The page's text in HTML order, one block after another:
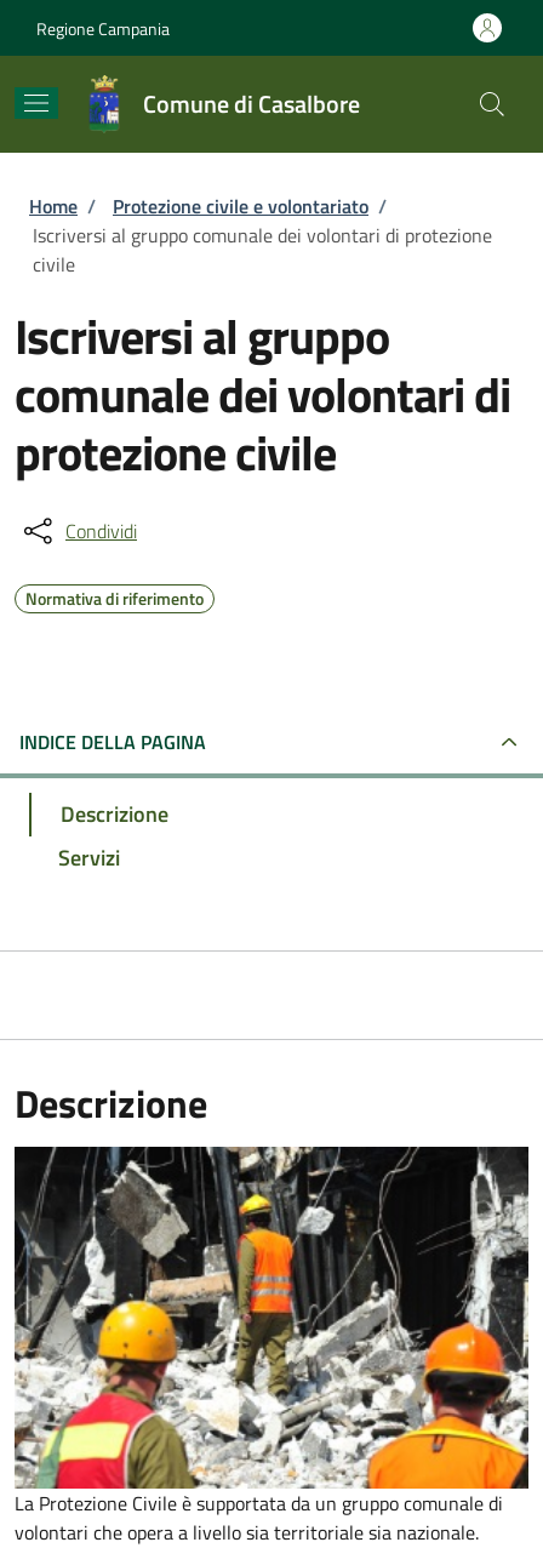
Regione Campania
Comune di Casalbore
Briciole di pane
Home / Protezione civile e volontariato /
Iscriversi al gruppo comunale dei volontari di protezione
civile
Iscriversi al gruppo
comunale dei volontari di
protezione civile
Condividi
Normativa di riferimento
INDICE DELLA PAGINA
Descrizione
Servizi
Descrizione
La Protezione Civile è supportata da un gruppo comunale di
volontari che opera a livello sia territoriale sia nazionale.